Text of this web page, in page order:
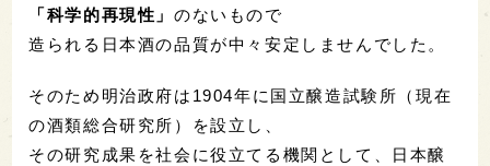
「科学的再現性」のないもので
造られる日本酒の品質が中々安定しませんでした。
そのため明治政府は1904年に国立醸造試験所（現在
の酒類総合研究所）を設立し、
その研究成果を社会に役立てる機関として、日本醸